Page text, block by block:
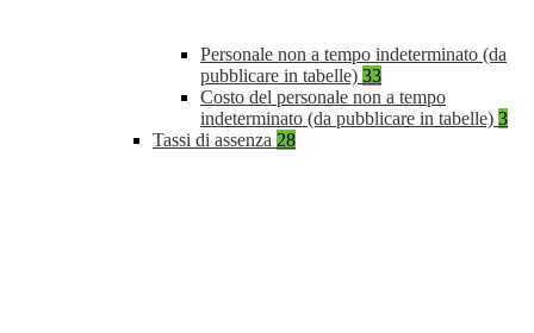
Personale non a tempo indeterminato (da
pubblicare in tabelle) 33
Costo del personale non a tempo
indeterminato (da pubblicare in tabelle) 3
Tassi di assenza 28